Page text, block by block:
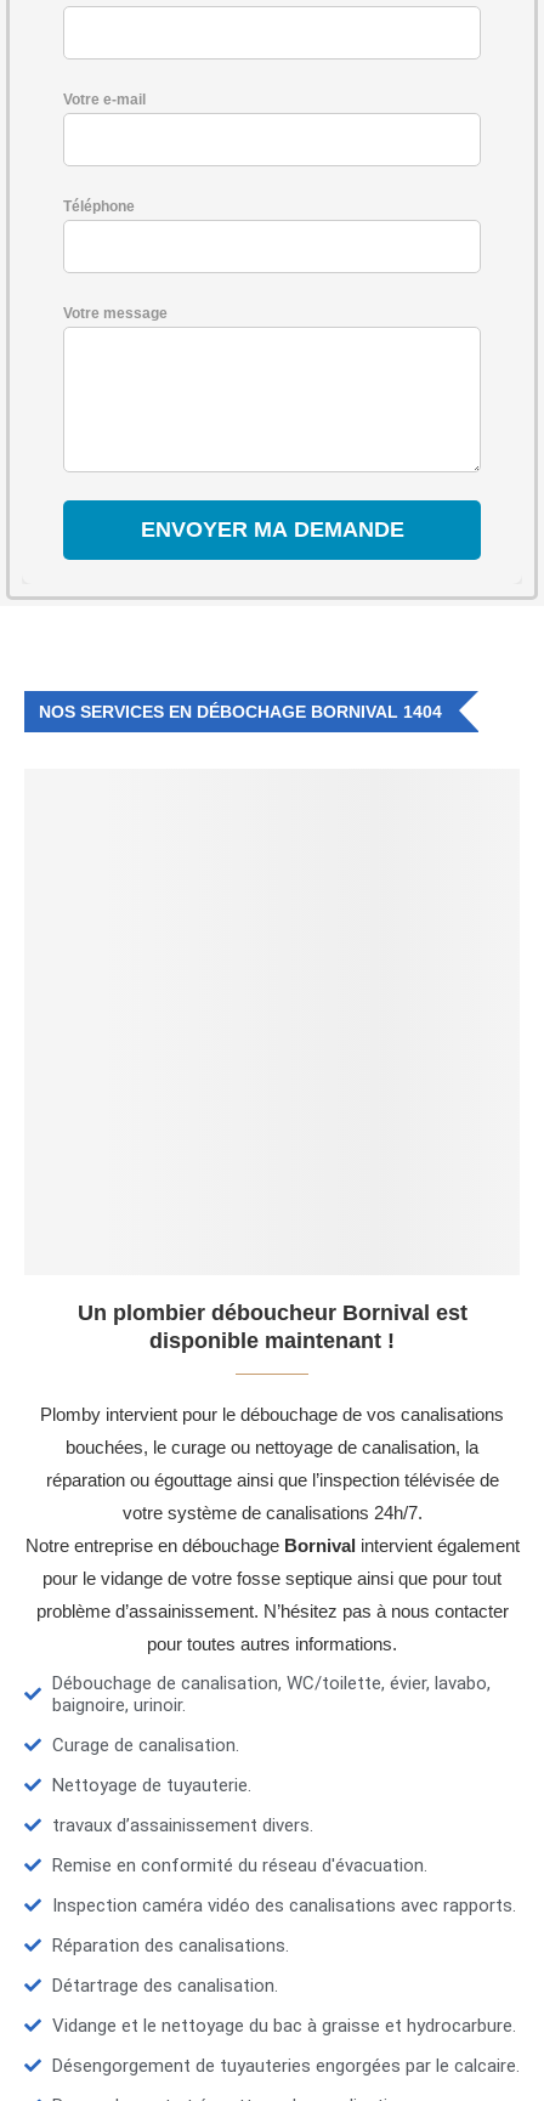
Votre e-mail
Téléphone
Votre message
NOS SERVICES EN DÉBOCHAGE BORNIVAL 1404
Un plombier déboucheur Bornival est
disponible maintenant !
Plomby intervient pour le débouchage de vos canalisations
bouchées, le curage ou nettoyage de canalisation, la
réparation ou égouttage ainsi que l’inspection télévisée de
votre système de canalisations 24h/7.
Notre entreprise en débouchage Bornival intervient également
pour le vidange de votre fosse septique ainsi que pour tout
problème d’assainissement. N’hésitez pas à nous contacter
pour toutes autres informations.
Débouchage de canalisation, WC/toilette, évier, lavabo,
baignoire, urinoir.
Curage de canalisation.
Nettoyage de tuyauterie.
travaux d’assainissement divers.
Remise en conformité du réseau d'évacuation.
Inspection caméra vidéo des canalisations avec rapports.
Réparation des canalisations.
Détartrage des canalisation.
Vidange et le nettoyage du bac à graisse et hydrocarbure.
Désengorgement de tuyauteries engorgées par le calcaire.